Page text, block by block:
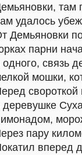
там
удалось
Демьяновки
парни
одного, связь
мошки,
деревушке
пару
вперед